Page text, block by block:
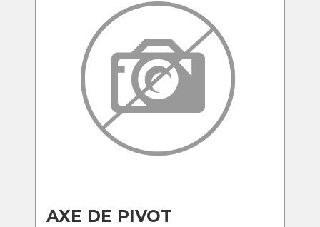
AXE DE PIVOT